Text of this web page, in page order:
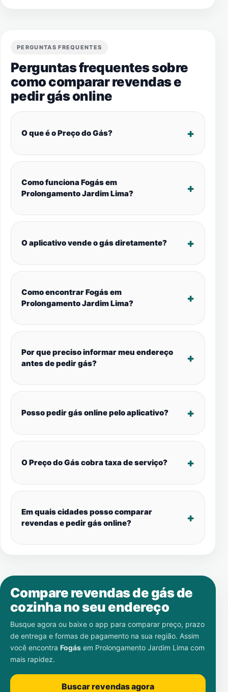
PERGUNTAS FREQUENTES
Perguntas frequentes sobre
como comparar revendas e
pedir gás online
O que é o Preço do Gás?
Como funciona Fogás em
Prolongamento Jardim Lima?
O aplicativo vende o gás diretamente?
Como encontrar Fogás em
Prolongamento Jardim Lima?
Por que preciso informar meu endereço
antes de pedir gás?
Posso pedir gás online pelo aplicativo?
O Preço do Gás cobra taxa de serviço?
Em quais cidades posso comparar
revendas e pedir gás online?
Compare revendas de gás de
cozinha no seu endereço
Busque agora ou baixe o app para comparar preço, prazo
de entrega e formas de pagamento na sua região. Assim
você encontra Fogás em Prolongamento Jardim Lima com
mais rapidez.
Buscar revendas agora